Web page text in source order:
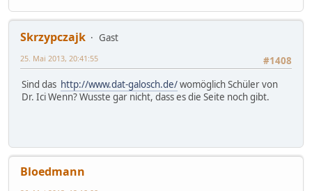
Skrzypczajk
Gast
#1408
25. Mai 2013, 20:41:55
Sind das http://www.dat-galosch.de/womöglich Schüler von
Dr. Ici Wenn? Wusste gar nicht, dass es die Seite noch gibt.
Bloedmann